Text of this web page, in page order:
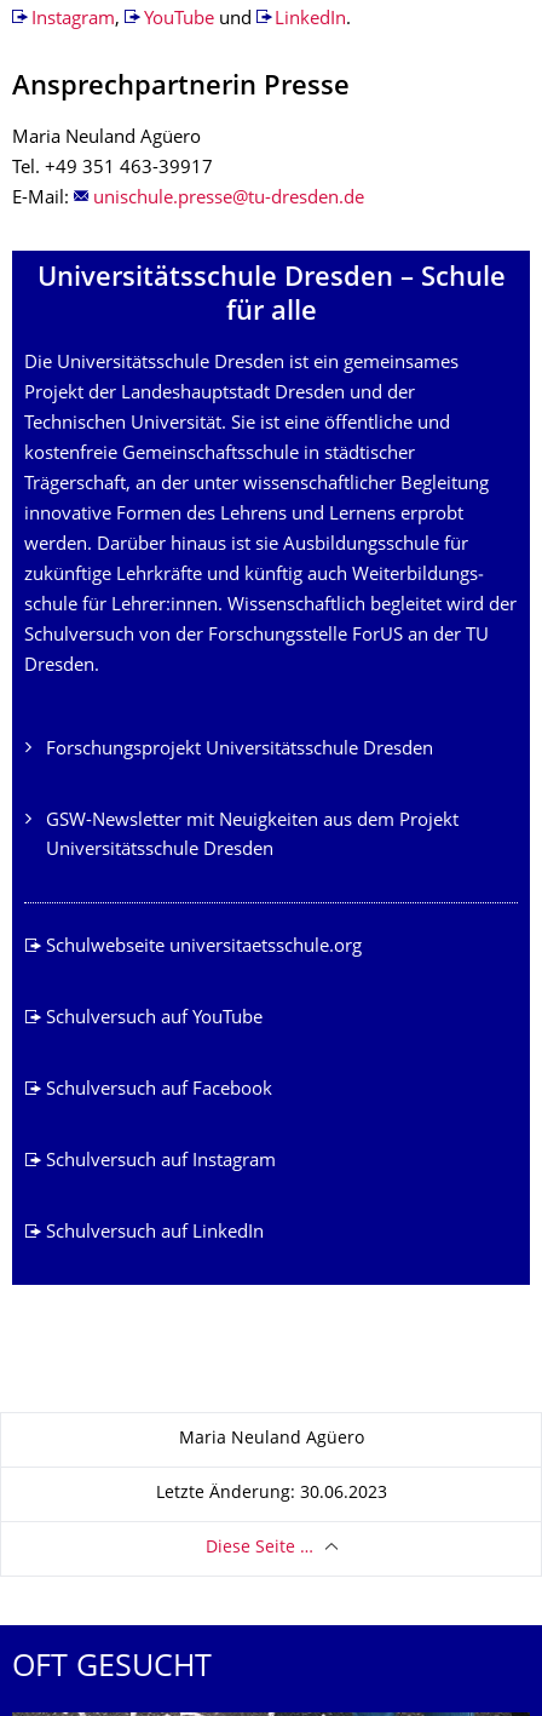
Instagram, YouTube und LinkedIn.
Ansprechpartnerin Presse
Maria Neuland Agüero
Tel. +49 351 463-39917
E-Mail:
Universitäts­schule Dresden – Schule
für alle
Die Universitätsschule Dresden ist ein gemein­sames
Projekt der Landes­haupt­stadt Dresden und der
Technischen Universität. Sie ist eine öffentliche und
kostenfreie Gemeinschaftsschule in städtischer
Trägerschaft, an der unter wissen­schaft­li­cher Begleitung
innovative Formen des Lehrens und Lernens erprobt
werden. Darüber hinaus ist sie Ausbildungsschule für
zukünftige Lehrkräfte und künftig auch Weiter­bildungs­
schule für Lehrer:innen. Wissenschaftlich begleitet wird der
Schulversuch von der Forschungsstelle ForUS an der TU
Dresden.
Forschungsprojekt Universitätsschule Dresden
GSW-Newsletter mit Neuigkeiten aus dem Projekt
Universitätsschule Dresden
Schulwebseite universitaetsschule.org
Schulversuch auf YouTube
Schulversuch auf Facebook
Schulversuch auf Instagram
Schulversuch auf LinkedIn
Zu dieser SeiteMaria Neuland Agüero
Letzte Änderung: 30.06.2023
Diese Seite …
OFT GESUCHT